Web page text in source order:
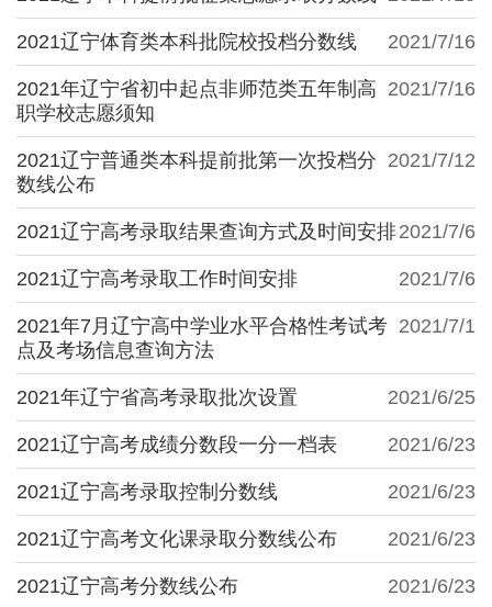
2021/7/16
2021辽宁体育类本科批院校投档分数线
2021/7/16
2021年辽宁省初中起点非师范类五年制高
职学校志愿须知
2021/7/12
2021辽宁普通类本科提前批第一次投档分
数线公布
2021/7/6
2021辽宁高考录取结果查询方式及时间安排
2021/7/6
2021辽宁高考录取工作时间安排
2021/7/1
2021年7月辽宁高中学业水平合格性考试考
点及考场信息查询方法
2021/6/25
2021年辽宁省高考录取批次设置
2021/6/23
2021辽宁高考成绩分数段一分一档表
2021/6/23
2021辽宁高考录取控制分数线
2021/6/23
2021辽宁高考文化课录取分数线公布
2021/6/23
2021辽宁高考分数线公布